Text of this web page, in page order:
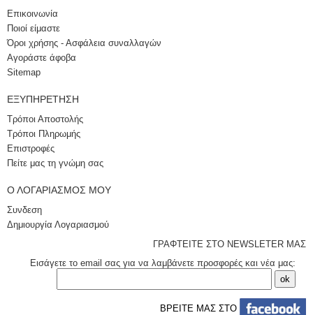
Επικοινωνία
Ποιοί είμαστε
Όροι χρήσης - Ασφάλεια συναλλαγών
Αγοράστε άφοβα
Sitemap
ΕΞΥΠΗΡΈΤΗΣΗ
Τρόποι Αποστολής
Τρόποι Πληρωμής
Επιστροφές
Πείτε μας τη γνώμη σας
Ο ΛΟΓΑΡΙΑΣΜΌΣ ΜΟΥ
Συνδεση
Δημιουργία Λογαριασμού
ΓΡΑΦΤΕΙΤΕ ΣΤΟ NEWSLETER ΜΑΣ
Εισάγετε το email σας για να λαμβάνετε προσφορές και νέα μας:
ΒΡΕΙΤΕ ΜΑΣ ΣΤΟ